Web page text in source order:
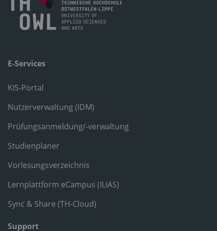
E-Services
KIS-Portal
Nutzerverwaltung (IDM)
Prüfungsanmeldung/-verwaltung
Studienplaner
Vorlesungsverzeichnis
Lernplattform eCampus (ILIAS)
Sync & Share (TH-Cloud)
Support